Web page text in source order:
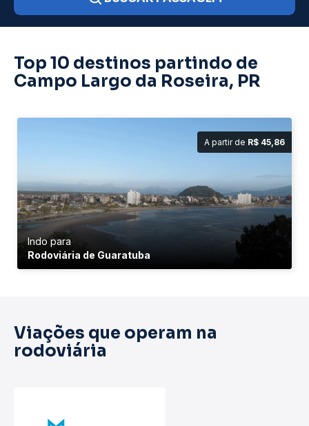
Top 10 destinos partindo de
Campo Largo da Roseira, PR
A partir de R$ 45,86
Indo para
Rodoviária de Guaratuba
Viações que operam na
rodoviária